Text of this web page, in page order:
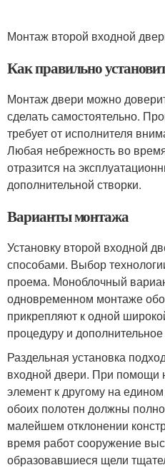
Монтаж второй входной
Как правильно
Монтаж двери можно
сделать самостоятельно.
требует от исполнителя
Любая небрежность во
отразится на
дополнительной створки.
Варианты монтажа
Установку второй входной
способами. Выбор
проема. Моноблочный
одновременном монтаже
прикрепляют к одной
процедуру и
Раздельная установка
входной двери. При помощи
элемент к другому на
обоих полотен должны
малейшем отклонении
время работ сооружение
образовавшиеся щели